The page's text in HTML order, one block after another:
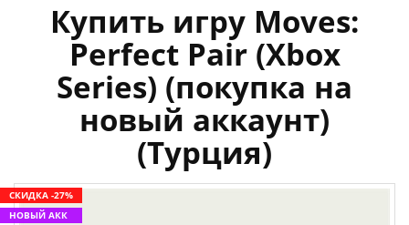
Купить игру Moves:
Perfect Pair (Xbox
Series) (покупка на
новый аккаунт)
(Турция)
СКИДКА -27%
НОВЫЙ АКК